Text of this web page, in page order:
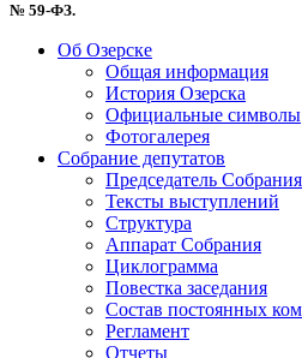
№ 59-ФЗ.
Об Озерске
Общая информация
История Озерска
Официальные символы
Фотогалерея
Собрание депутатов
Председатель
Тексты выступлений
Структура
Аппарат Собрания
Циклограмма
Повестка заседания
Состав постоянных
Регламент
Отчеты